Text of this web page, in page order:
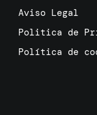
Aviso Legal
Politica de
Política de